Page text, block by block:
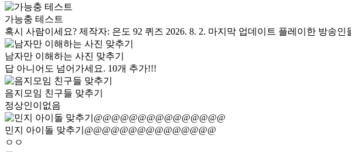
가능충 테스트
혹시 사람이세요? 제작자: 은도 92 퀴즈 2026. 8. 2. 마지막 업데이트 플레이한 방송인
남자만 이해하는 사진 맞추기
답 아니어도 넘어가세요. 10개 추가!!!
음지모임 친구들 맞추기
정상인이없음
민지 아이돌 맞추기@@@@@@@@@@@@@@@
ㅇㅇ